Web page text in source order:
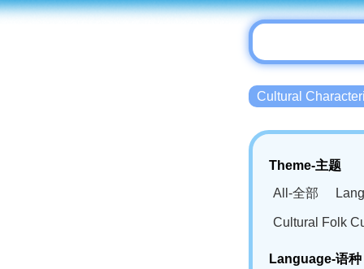
Cultural
Theme-主题
All-全部
Cultural Folk
Language-语种